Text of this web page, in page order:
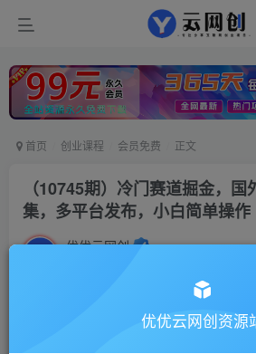
首页 创业课程 会员免费 正文
（10745期）冷门赛道掘金，
集，多平台发布，小白简单操作
优优云网创
优优云网创资源